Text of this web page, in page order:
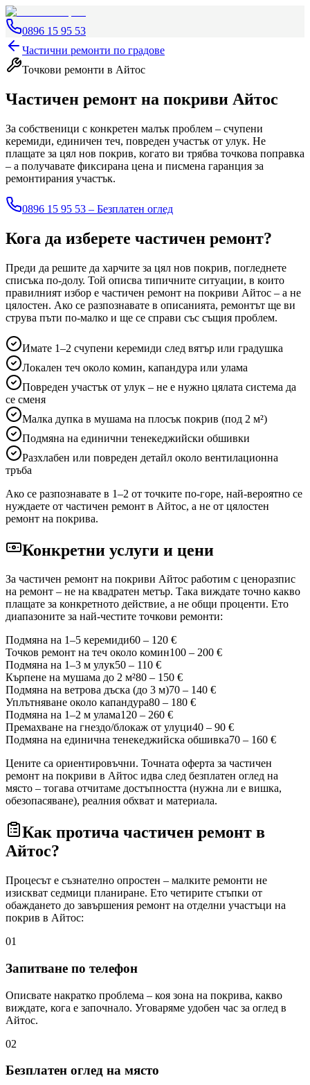
0896 15 95 53
Частични ремонти по градове
Точкови ремонти в Айтос
Частичен ремонт на покриви Айтос
За собственици с конкретен малък проблем – счупени
керемиди, единичен теч, повреден участък от улук. Не
плащате за цял нов покрив, когато ви трябва точкова поправка
– а получавате фиксирана цена и писмена гаранция за
ремонтирания участък.
0896 15 95 53 – Безплатен оглед
Кога да изберете частичен ремонт?
Преди да решите да харчите за цял нов покрив, погледнете
списъка по-долу. Той описва типичните ситуации, в които
правилният избор е частичен ремонт на покриви Айтос – а не
цялостен. Ако се разпознавате в описанията, ремонтът ще ви
струва пъти по-малко и ще се справи със същия проблем.
Имате 1–2 счупени керемиди след вятър или градушка
Локален теч около комин, капандура или улама
Повреден участък от улук – не е нужно цялата система да
се сменя
Малка дупка в мушама на плосък покрив (под 2 м²)
Подмяна на единични тенекеджийски обшивки
Разхлабен или повреден детайл около вентилационна
тръба
Ако се разпознавате в 1–2 от точките по-горе, най-вероятно се
нуждаете от частичен ремонт в Айтос, а не от цялостен
ремонт на покрива.
Конкретни услуги и цени
За частичен ремонт на покриви Айтос работим с ценоразпис
на ремонт – не на квадратен метър. Така виждате точно какво
плащате за конкретното действие, а не общи проценти. Ето
диапазоните за най-честите точкови ремонти:
Подмяна на 1–5 керемиди60 – 120 €
Точков ремонт на теч около комин100 – 200 €
Подмяна на 1–3 м улук50 – 110 €
Кърпене на мушама до 2 м²80 – 150 €
Подмяна на ветрова дъска (до 3 м)70 – 140 €
Уплътняване около капандура80 – 180 €
Подмяна на 1–2 м улама120 – 260 €
Премахване на гнездо/блокаж от улуци40 – 90 €
Подмяна на единична тенекеджийска обшивка70 – 160 €
Цените са ориентировъчни. Точната оферта за частичен
ремонт на покриви в Айтос идва след безплатен оглед на
място – тогава отчитаме достъпността (нужна ли е вишка,
обезопасяване), реалния обхват и материала.
Как протича частичен ремонт в
Айтос?
Процесът е съзнателно опростен – малките ремонти не
изискват седмици планиране. Ето четирите стъпки от
обаждането до завършения ремонт на отделни участъци на
покрив в Айтос:
01
Запитване по телефон
Описвате накратко проблема – коя зона на покрива, какво
виждате, кога е започнало. Уговаряме удобен час за оглед в
Айтос.
02
Безплатен оглед на място